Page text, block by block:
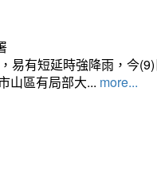
易有短延時強降雨，今
山區有局部大... more...